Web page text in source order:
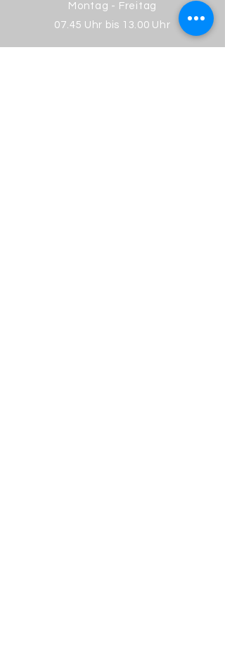
Montag - Freitag
07.45 Uhr bis 13.00 Uhr